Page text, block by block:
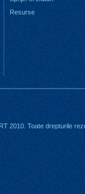
Resurse
2010. Toate drepturile